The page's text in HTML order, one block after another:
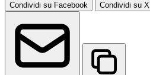
Condividi su Facebook Condividi su X